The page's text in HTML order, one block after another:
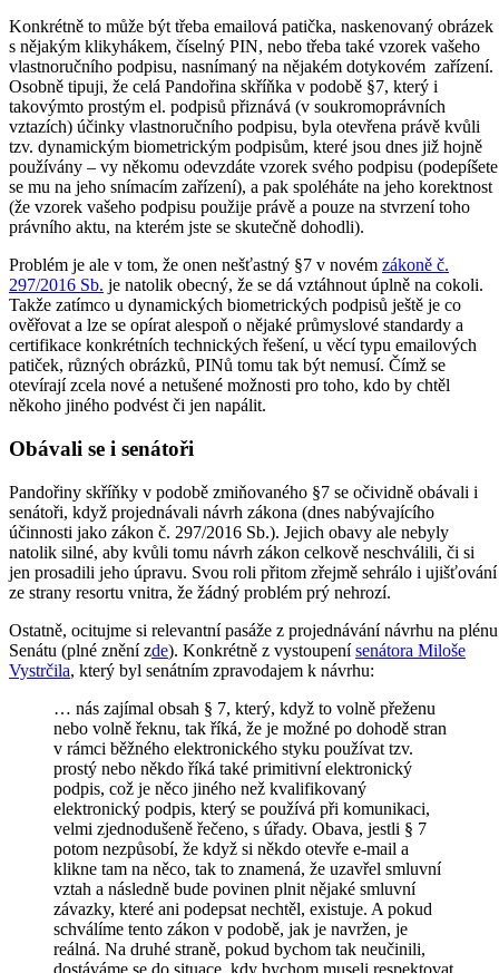
Konkrétně to může být třeba emailová patička, naskenovaný obrázek
s nějakým klikyhákem, číselný PIN, nebo třeba také vzorek vašeho
vlastnoručního podpisu, nasnímaný na nějakém dotykovém zařízení.
Osobně tipuji, že celá Pandořina skříňka v podobě §7, který i
takovýmto prostým el. podpisů přiznává (v soukromoprávních
vztazích) účinky vlastnoručního podpisu, byla otevřena právě kvůli
tzv. dynamickým biometrickým podpisům, které jsou dnes již hojně
používány – vy někomu odevzdáte vzorek svého podpisu (podepíšete
se mu na jeho snímacím zařízení), a pak spoléháte na jeho korektnost
(že vzorek vašeho podpisu použije právě a pouze na stvrzení toho
právního aktu, na kterém jste se skutečně dohodli).
Problém je ale v tom, že onen nešťastný §7 v novém zákoně č.
297/2016 Sb. je natolik obecný, že se dá vztáhnout úplně na cokoli.
Takže zatímco u dynamických biometrických podpisů ještě je co
ověřovat a lze se opírat alespoň o nějaké průmyslové standardy a
certifikace konkrétních technických řešení, u věcí typu emailových
patiček, různých obrázků, PINů tomu tak být nemusí. Čímž se
otevírají zcela nové a netušené možnosti pro toho, kdo by chtěl
někoho jiného podvést či jen napálit.
Obávali se i senátoři
Pandořiny skříňky v podobě zmiňovaného §7 se očividně obávali i
senátoři, když projednávali návrh zákona (dnes nabývajícího
účinnosti jako zákon č. 297/2016 Sb.). Jejich obavy ale nebyly
natolik silné, aby kvůli tomu návrh zákon celkově neschválili, či si
jen prosadili jeho úpravu. Svou roli přitom zřejmě sehrálo i ujišťování
ze strany resortu vnitra, že žádný problém prý nehrozí.
Ostatně, ocitujme si relevantní pasáže z projednávání návrhu na plénu
Senátu (plné znění zde). Konkrétně z vystoupenísenátora Miloše
Vystrčila, který byl senátním zpravodajem k návrhu:
… nás zajímal obsah § 7, který, když to volně přeženu
nebo volně řeknu, tak říká, že je možné po dohodě stran
v rámci běžného elektronického styku používat tzv.
prostý nebo někdo říká také primitivní elektronický
podpis, což je něco jiného než kvalifikovaný
elektronický podpis, který se používá při komunikaci,
velmi zjednodušeně řečeno, s úřady. Obava, jestli § 7
potom nezpůsobí, že když si někdo otevře e-mail a
klikne tam na něco, tak to znamená, že uzavřel smluvní
vztah a následně bude povinen plnit nějaké smluvní
závazky, které ani podepsat nechtěl, existuje. A pokud
schválíme tento zákon v podobě, jak je navržen, je
reálná. Na druhé straně, pokud bychom tak neučinili,
dostáváme se do situace, kdy bychom museli respektovat